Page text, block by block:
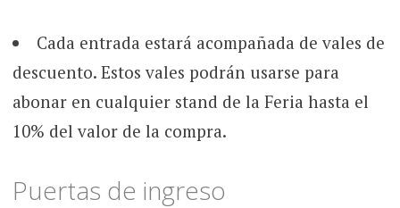
Cada entrada estará acompañada de vales de
descuento. Estos vales podrán usarse para
abonar en cualquier stand de la Feria hasta el
10% del valor de la compra.
Puertas de ingreso